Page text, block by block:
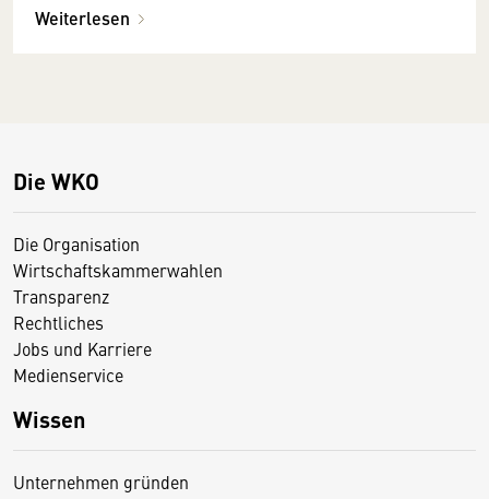
Weiterlesen
Die WKO
Die Organisation
Wirtschaftskammerwahlen
Transparenz
Rechtliches
Jobs und Karriere
Medienservice
Wissen
Unternehmen gründen